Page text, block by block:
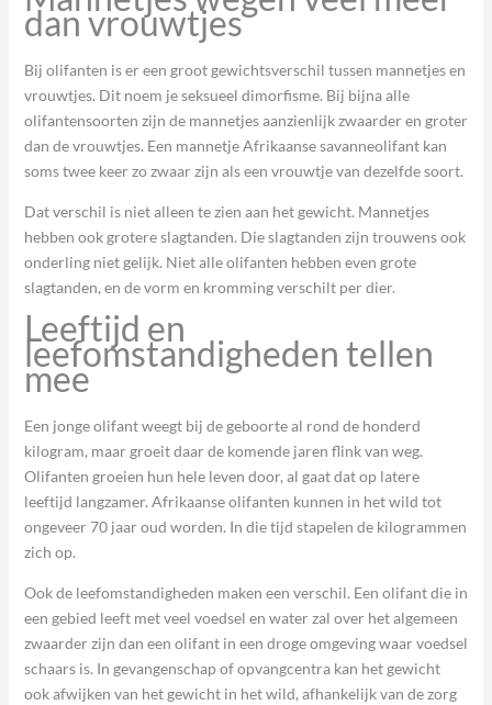
dan vrouwtjes
Bij olifanten is er een groot gewichtsverschil tussen mannetjes en
vrouwtjes. Dit noem je seksueel dimorfisme. Bij bijna alle
olifantensoorten zijn de mannetjes aanzienlijk zwaarder en groter
dan de vrouwtjes. Een mannetje Afrikaanse savanneolifant kan
soms twee keer zo zwaar zijn als een vrouwtje van dezelfde soort.
Dat verschil is niet alleen te zien aan het gewicht. Mannetjes
hebben ook grotere slagtanden. Die slagtanden zijn trouwens ook
onderling niet gelijk. Niet alle olifanten hebben even grote
slagtanden, en de vorm en kromming verschilt per dier.
Leeftijd en
leefomstandigheden tellen
mee
Een jonge olifant weegt bij de geboorte al rond de honderd
kilogram, maar groeit daar de komende jaren flink van weg.
Olifanten groeien hun hele leven door, al gaat dat op latere
leeftijd langzamer. Afrikaanse olifanten kunnen in het wild tot
ongeveer 70 jaar oud worden. In die tijd stapelen de kilogrammen
zich op.
Ook de leefomstandigheden maken een verschil. Een olifant die in
een gebied leeft met veel voedsel en water zal over het algemeen
zwaarder zijn dan een olifant in een droge omgeving waar voedsel
schaars is. In gevangenschap of opvangcentra kan het gewicht
ook afwijken van het gewicht in het wild, afhankelijk van de zorg